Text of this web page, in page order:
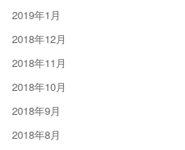
2019年1月
2018年12月
2018年11月
2018年10月
2018年9月
2018年8月